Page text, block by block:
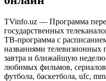
TVinfo.uz — Программа
государственных
ТВ-программа с
названиями телевизионных
завтра и ближайшую
любимых фильмов,
футбола, баскетбола, ufc,